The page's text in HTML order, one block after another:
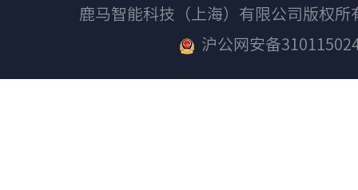
鹿马智能科技（上海）有限公司版权
沪公网安备